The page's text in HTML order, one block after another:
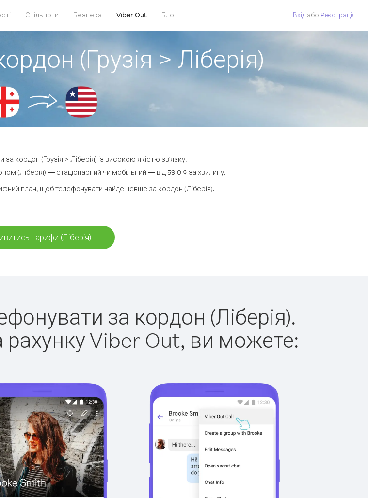
Спільноти Безпека Viber Out Блог Вхід або Pеєстрація
(Грузія > Ліберія)
кордон (Грузія > Ліберія) із високою якістю зв'язку.
(Ліберія) — стаціонарний чи мобільний — від 59.0 ¢ за хвилину.
план, щоб телефонувати найдешевше за кордон (Ліберія).
тарифи (Ліберія)
за кордон (Ліберія).
Viber Out, ви можете: